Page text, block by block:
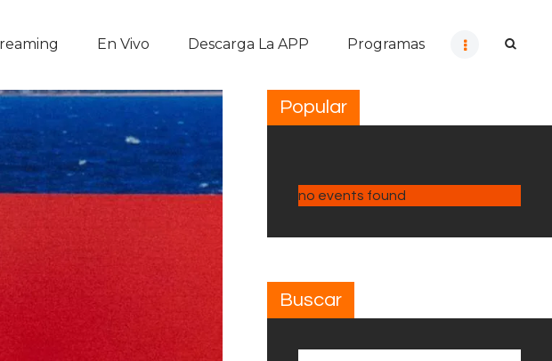
En Vivo Descarga La APP Programas
Popular
no events found
Buscar